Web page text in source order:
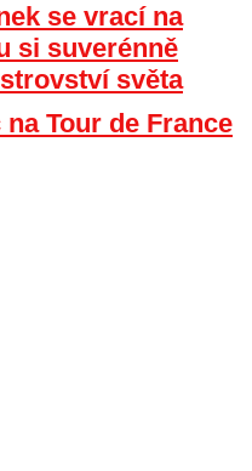
se vrací na
si suverénně
světa
Tour de France